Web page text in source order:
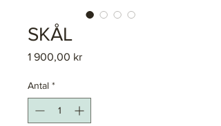
SKÅL
1 900,00 krPris
Antal *